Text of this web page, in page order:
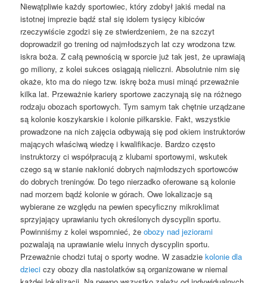
Niewątpliwie każdy sportowiec, który zdobył jakiś medal na
istotnej imprezie bądź stał się idolem tysięcy kibiców
rzeczywiście zgodzi się ze stwierdzeniem, że na szczyt
doprowadził go trening od najmłodszych lat czy wrodzona tzw.
iskra boża. Z całą pewnością w sporcie już tak jest, że uprawiają
go miliony, z kolei sukces osiągają nieliczni. Absolutnie nim się
okaże, kto ma do niego tzw. iskrę boża musi minąć przeważnie
kilka lat. Przeważnie kariery sportowe zaczynają się na różnego
rodzaju obozach sportowych. Tym samym tak chętnie urządzane
są kolonie koszykarskie i kolonie piłkarskie. Fakt, wszystkie
prowadzone na nich zajęcia odbywają się pod okiem instruktorów
mających właściwą wiedzę i kwalifikacje. Bardzo często
instruktorzy ci współpracują z klubami sportowymi, wskutek
czego są w stanie nakłonić dobrych najmłodszych sportowców
do dobrych treningów. Do tego nierzadko oferowane są kolonie
nad morzem bądź kolonie w górach. Owe lokalizacje są
wybierane ze względu na pewien specyficzny mikroklimat
sprzyjający uprawianiu tych określonych dyscyplin sportu.
Powinniśmy z kolei wspomnieć, żeobozy nad jeziorami
pozwalają na uprawianie wielu innych dyscyplin sportu.
Przeważnie chodzi tutaj o sporty wodne. W zasadziekolonie dla
dzieci czy obozy dla nastolatków są organizowane w niemal